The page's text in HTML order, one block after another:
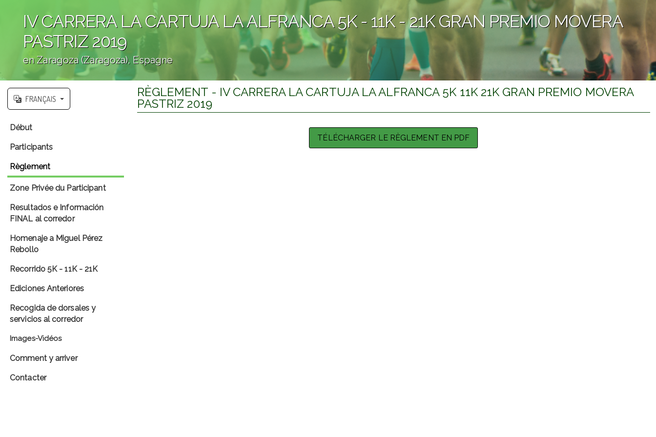
IV CARRERA LA CARTUJA LA ALFRANCA 5K - 11K - 21K GRAN PREMIO MOVERA
PASTRIZ 2019
en Zaragoza (Zaragoza), Espagne
';
FRANÇAIS
Début
Participants
Règlement
Zone Privée du Participant
Resultados e Información
FINAL al corredor
Homenaje a Miguel Pérez
Rebollo
Recorrido 5K - 11K - 21K
Ediciones Anteriores
Recogida de dorsales y
servicios al corredor
Images-Vidéos
Comment y arriver
Contacter
RÈGLEMENT - IV CARRERA LA CARTUJA LA ALFRANCA 5K 11K 21K GRAN PREMIO MOVERA
PASTRIZ 2019
TÉLÉCHARGER LE RÈGLEMENT EN PDF